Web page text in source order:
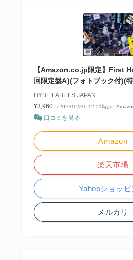
【Amazon.co.jp限定】First
回限定盤A)(フォトブック付)(
HYBE LABELS JAPAN
¥3,960
（2023/12/30 12:51時点 |
口コミを見る
Amazon
楽天市場
Yahooショッ
メルカリ